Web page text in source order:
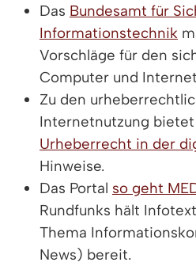
Das Bundesamt für
Informationstechnik
Vorschläge für den
Computer und
Zu den
Internetnutzung
Urheberrecht in der
Hinweise.
Das Portal so geht
Rundfunks hält
Thema
News) bereit.